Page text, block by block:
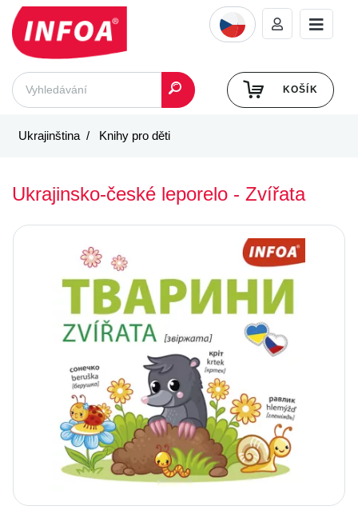
KOŠÍK
Ukrajinština Knihy pro děti
Ukrajinsko-české leporelo - Zvířata